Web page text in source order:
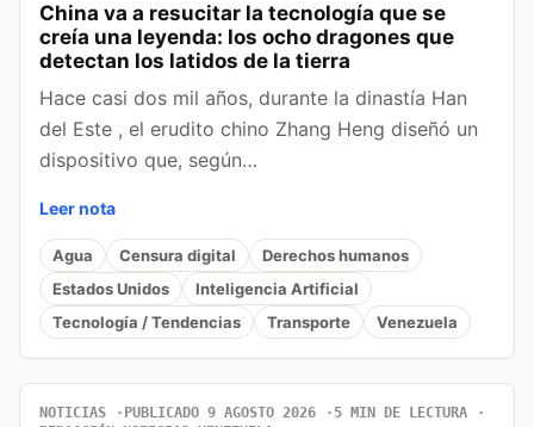
China va a resucitar la tecnología que se
creía una leyenda: los ocho dragones que
detectan los latidos de la tierra
Hace casi dos mil años, durante la dinastía Han
del Este , el erudito chino Zhang Heng diseñó un
dispositivo que, según…
Leer nota
Agua Censura digital
Derechos humanos
Estados Unidos
Inteligencia Artificial
Tecnología / Tendencias
Transporte Venezuela
NOTICIAS PUBLICADO 9 AGOSTO 2026
5 MIN DE LECTURA